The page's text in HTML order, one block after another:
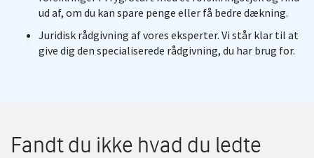
ud af, om du kan spare penge eller få bedre dækning.
Juridisk rådgivning af vores eksperter. Vi står klar til at
give dig den specialiserede rådgivning, du har brug for.
Fandt du ikke hvad du ledte